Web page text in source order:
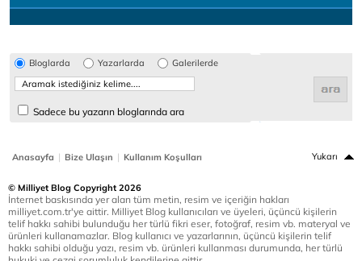
Bloglarda Yazarlarda Galerilerde
Sadece bu yazarın bloglarında ara
Anasayfa | Bize Ulaşın | Kullanım Koşulları Yukarı
© Milliyet Blog Copyright 2026
İnternet baskısında yer alan tüm metin, resim ve içeriğin hakları
milliyet.com.tr'ye aittir. Milliyet Blog kullanıcıları ve üyeleri, üçüncü kişilerin
telif hakkı sahibi bulunduğu her türlü fikri eser, fotoğraf, resim vb. materyal ve
ürünleri kullanamazlar. Blog kullanıcı ve yazarlarının, üçüncü kişilerin telif
hakkı sahibi olduğu yazı, resim vb. ürünleri kullanması durumunda, her türlü